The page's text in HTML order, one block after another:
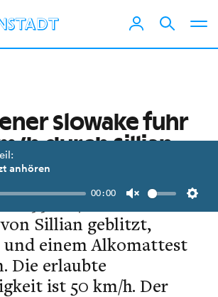
anhören
00:00
Unmute
Slowake fuhr
h durch Sillian
Slowake wurde am 17.
99 km/h im
Sillian geblitzt,
und einem Alkomattest
Die erlaubte
ist 50 km/h. Der